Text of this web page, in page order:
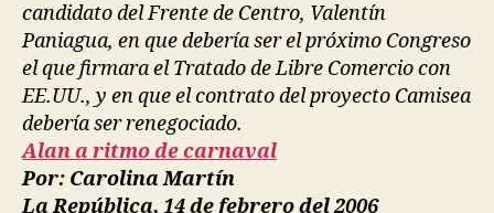
candidato del Frente de Centro, Valentín
Paniagua, en que debería ser el próximo Congreso
el que firmara el Tratado de Libre Comercio con
EE.UU., y en que el contrato del proyecto Camisea
debería ser renegociado.
Alan a ritmo de carnaval
Por: Carolina Martín
La República, 14 de febrero del 2006